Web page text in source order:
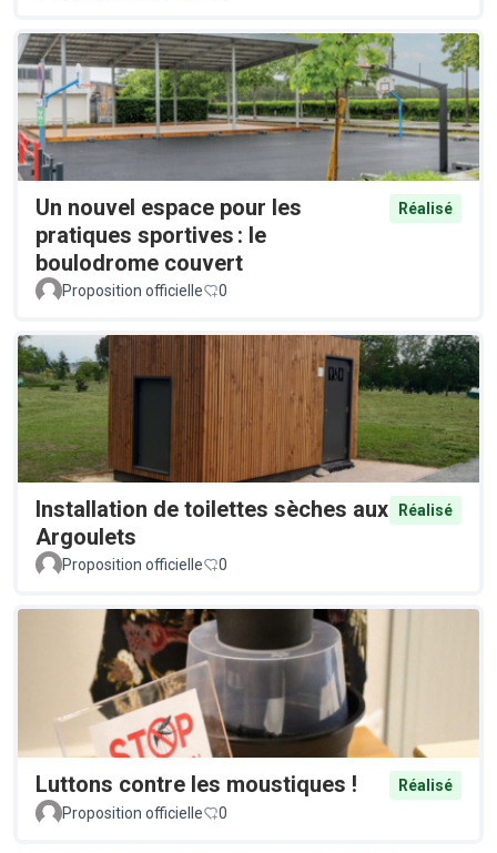
Un nouvel espace pour les
pratiques sportives : le
boulodrome couvert
Réalisé
Proposition officielle 0
Installation de toilettes sèches aux
Argoulets
Réalisé
Proposition officielle 0
Luttons contre les moustiques !
Réalisé
Proposition officielle
0